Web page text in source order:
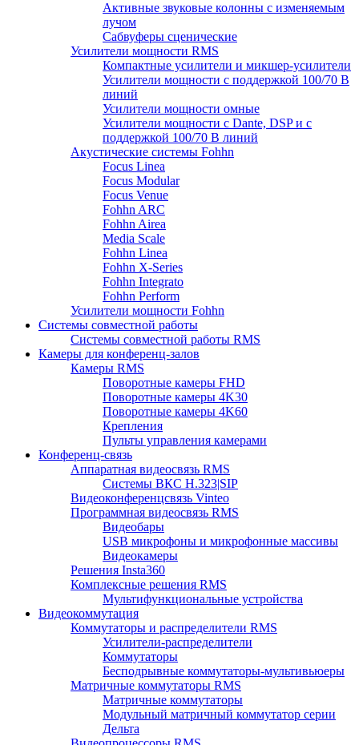
Активные звуковые колонны с изменяемым
лучом
Сабвуферы сценические
Усилители мощности RMS
Компактные усилители и микшер-усилители
Усилители мощности с поддержкой 100/70 В
линий
Усилители мощности омные
Усилители мощности с Dante, DSP и с
поддержкой 100/70 В линий
Акустические системы Fohhn
Focus Linea
Focus Modular
Focus Venue
Fohhn ARC
Fohhn Airea
Media Scale
Fohhn Linea
Fohhn X-Series
Fohhn Integrato
Fohhn Perform
Усилители мощности Fohhn
Системы совместной работы
Системы совместной работы RMS
Камеры для конференц-залов
Камеры RMS
Поворотные камеры FHD
Поворотные камеры 4K30
Поворотные камеры 4K60
Крепления
Пульты управления камерами
Конференц-связь
Аппаратная видеосвязь RMS
Системы ВКС H.323|SIP
Видеоконференцсвязь Vinteo
Программная видеосвязь RMS
Видеобары
USB микрофоны и микрофонные массивы
Видеокамеры
Решения Insta360
Комплексные решения RMS
Мультифункциональные устройства
Видеокоммутация
Коммутаторы и распределители RMS
Усилители-распределители
Коммутаторы
Бесподрывные коммутаторы-мультивьюеры
Матричные коммутаторы RMS
Матричные коммутаторы
Модульный матричный коммутатор серии
Дельта